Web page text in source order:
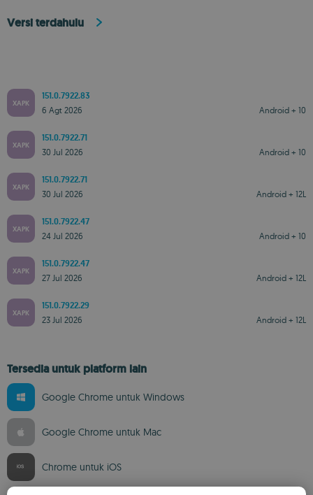
Versi terdahulu
XAPK
151.0.7922.83
Android + 10
6 Agt 2026
XAPK
151.0.7922.71
Android + 10
30 Jul 2026
XAPK
151.0.7922.71
Android + 12L
30 Jul 2026
XAPK
151.0.7922.47
Android + 10
24 Jul 2026
XAPK
151.0.7922.47
Android + 12L
27 Jul 2026
XAPK
151.0.7922.29
Android + 12L
23 Jul 2026
Tersedia untuk platform lain
Google Chrome untuk Windows
Google Chrome untuk Mac
Chrome untuk iOS